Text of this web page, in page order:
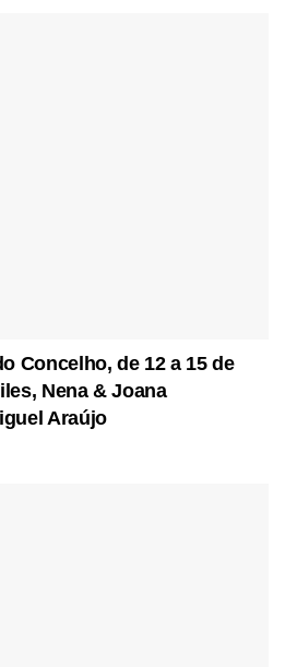
Concelho, de 12 a 15 de
Nena & Joana
Araújo